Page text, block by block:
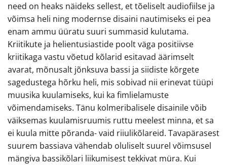
need on heaks näideks sellest, et tõeliselt audiofiilse ja
võimsa heli ning modernse disaini nautimiseks ei pea
enam ammu üüratu suuri summasid kulutama.
Kriitikute ja helientusiastide poolt väga positiivse
kriitikaga vastu võetud kõlarid esitavad äärimselt
avarat, mõnusalt jõnksuva bassi ja siidiste kõrgete
sagedustega hõrku heli, mis sobivad nii erinevat tüüpi
muusika kuulamiseks, kui ka fimlielamuste
võimendamiseks. Tänu kolmeribalisele disainile võib
väiksemas kuulamisruumis ruttu meelest minna, et sa
ei kuula mitte põranda- vaid riiulikõlareid. Tavapärasest
suurem bassiava vähendab oluliselt suurel võimsusel
mängiva bassikõlari liikumisest tekkivat müra. Kui